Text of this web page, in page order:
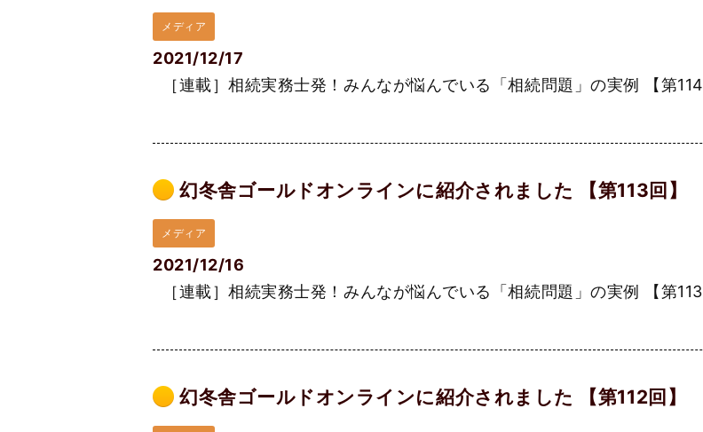
メディア
2021/12/17
［連載］相続実務士発！みんなが悩んでいる「相続問題」の実例 【第
幻冬舎ゴールドオンラインに紹介されました 【第113回】
メディア
2021/12/16
［連載］相続実務士発！みんなが悩んでいる「相続問題」の実例 【第
幻冬舎ゴールドオンラインに紹介されました 【第112回】